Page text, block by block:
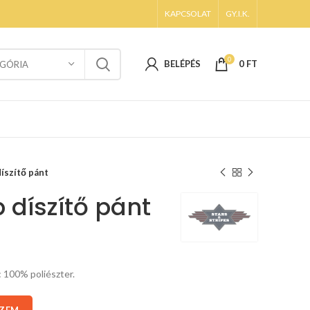
KAPCSOLAT GY.I.K.
BELÉPÉS 0 0 FT
pánt
díszítő pánt
100% poliészter.